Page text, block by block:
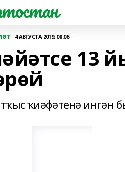
4 АВГУСТА 2019, 08:06
13
ҡиәфәтенә ингән